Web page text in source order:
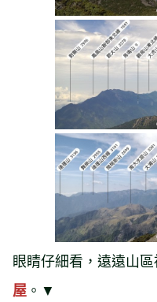
眼睛仔細看，遠遠山
屋 。▼